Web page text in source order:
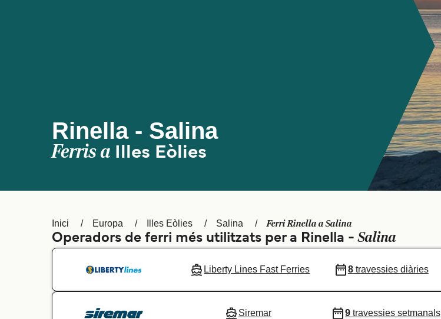
Rinella - Salina
Ferris a Illes Eòlies
Inici Europa Illes Eòlies Salina Ferri Rinella a Salina
Operadors de ferri més utilitzats per a Rinella -Salina
Liberty Lines Fast Ferries 8travessies diàries
Siremar 9 travessies setmanals